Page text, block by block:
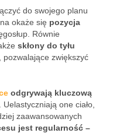
do swojego planu
okaże się pozycja
Równie
skłony do tyłu
, pozwalające zwiększyć
odgrywają kluczową
. Uelastyczniają one ciało,
zaawansowanych
jest regularność –